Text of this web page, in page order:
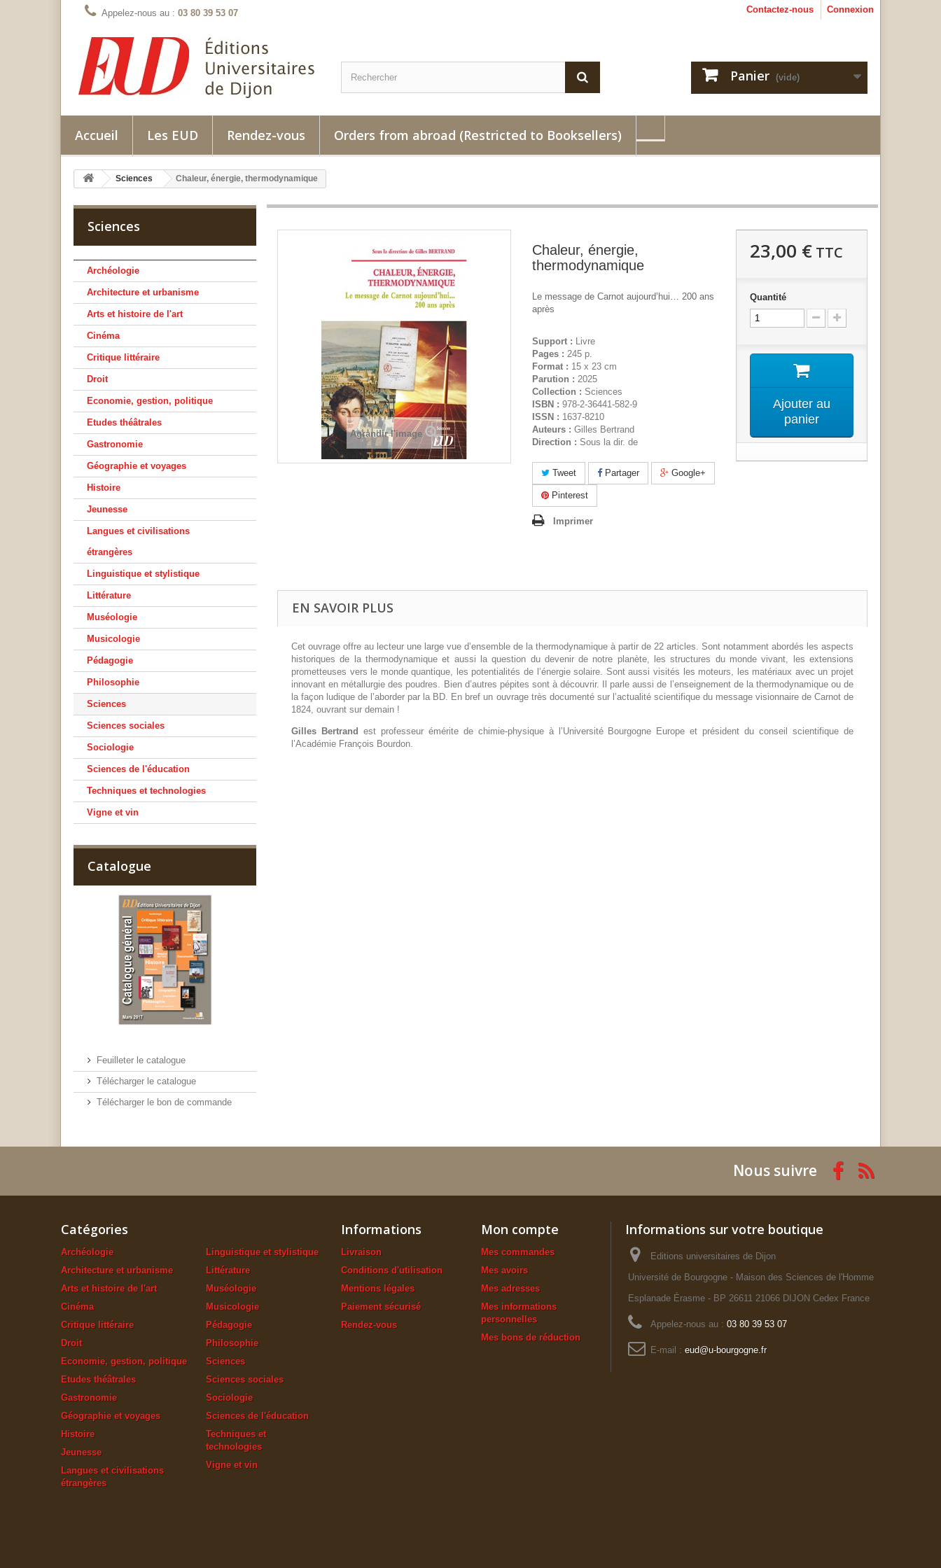
Connexion
Contactez-nous
Appelez-nous au : 03 80 39 53 07
Panier (vide)
Accueil Les EUD Rendez-vous Orders from abroad (Restricted to Booksellers)
Sciences Chaleur, énergie, thermodynamique
Sciences
Archéologie
Architecture et urbanisme
Arts et histoire de l'art
Cinéma
Critique littéraire
Droit
Economie, gestion, politique
Etudes théâtrales
Gastronomie
Géographie et voyages
Histoire
Jeunesse
Langues et civilisations
étrangères
Linguistique et stylistique
Littérature
Muséologie
Musicologie
Pédagogie
Philosophie
Sciences
Sciences sociales
Sociologie
Sciences de l'éducation
Techniques et technologies
Vigne et vin
Catalogue
Feuilleter le catalogue
Télécharger le catalogue
Télécharger le bon de commande
Agrandir l'image
Chaleur, énergie,
thermodynamique
Le message de Carnot aujourd’hui… 200 ans
après
Support : Livre
Pages : 245 p.
Format : 15 x 23 cm
Parution : 2025
Collection : Sciences
ISBN : 978-2-36441-582-9
ISSN : 1637-8210
Auteurs : Gilles Bertrand
Direction : Sous la dir. de
Tweet Partager Google+
Pinterest
Imprimer
23,00 €TTC
Quantité
Ajouter au
panier
EN SAVOIR PLUS
Cet ouvrage offre au lecteur une large vue d’ensemble de la thermodynamique à partir de 22 articles. Sont notamment abordés les aspects
historiques de la thermodynamique et aussi la question du devenir de notre planète, les structures du monde vivant, les extensions
prometteuses vers le monde quantique, les potentialités de l’énergie solaire. Sont aussi visités les moteurs, les matériaux avec un projet
innovant en métallurgie des poudres. Bien d’autres pépites sont à découvrir. Il parle aussi de l’enseignement de la thermodynamique ou de
la façon ludique de l’aborder par la BD. En bref un ouvrage très documenté sur l’actualité scientifique du message visionnaire de Carnot de
1824, ouvrant sur demain !
Gilles Bertrand est professeur émérite de chimie-physique à l’Université Bourgogne Europe et président du conseil scientifique de
l’Académie François Bourdon.
Nous suivre
Catégories
Archéologie
Architecture et urbanisme
Arts et histoire de l'art
Cinéma
Critique littéraire
Droit
Economie, gestion, politique
Etudes théâtrales
Gastronomie
Géographie et voyages
Histoire
Jeunesse
Langues et civilisations
étrangères
Linguistique et stylistique
Littérature
Muséologie
Musicologie
Pédagogie
Philosophie
Sciences
Sciences sociales
Sociologie
Sciences de l'éducation
Techniques et
technologies
Vigne et vin
Informations
Livraison
Conditions d'utilisation
Mentions légales
Paiement sécurisé
Rendez-vous
Mon compte
Mes commandes
Mes avoirs
Mes adresses
Mes informations
personnelles
Mes bons de réduction
Informations sur votre boutique
Editions universitaires de Dijon
Université de Bourgogne - Maison des Sciences de l'Homme
Esplanade Érasme - BP 26611 21066 DIJON Cedex France
Appelez-nous au : 03 80 39 53 07
E-mail : eud@u-bourgogne.fr